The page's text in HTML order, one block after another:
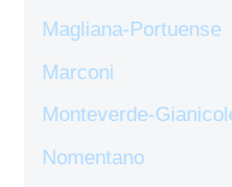
Magliana-Portuense
Marconi
Monteverde-
Nomentano